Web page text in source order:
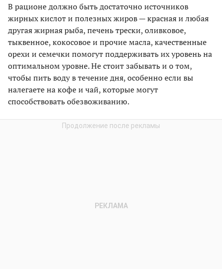
В рационе должно быть достаточно источников
жирных кислот и полезных жиров — красная и любая
другая жирная рыба, печень трески, оливковое,
тыквенное, кокосовое и прочие масла, качественные
орехи и семечки помогут поддерживать их уровень на
оптимальном уровне. Не стоит забывать и о том,
чтобы пить воду в течение дня, особенно если вы
налегаете на кофе и чай, которые могут
способствовать обезвоживанию.